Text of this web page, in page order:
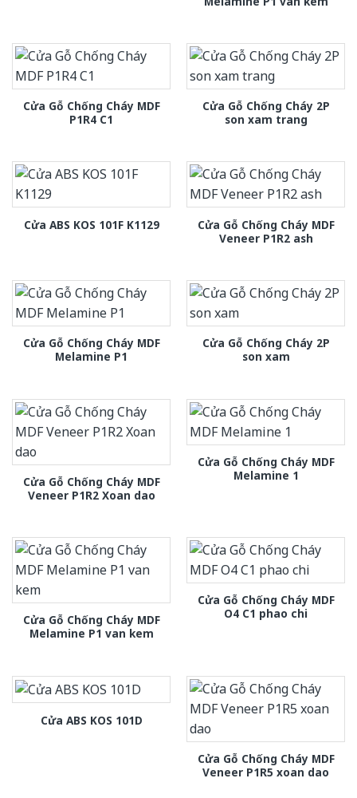
Cửa Gỗ Chống Cháy MDF
P1R4 C1
Cửa Gỗ Chống Cháy 2P
son xam trang
Cửa ABS KOS 101F K1129
Cửa Gỗ Chống Cháy MDF
Veneer P1R2 ash
Cửa Gỗ Chống Cháy MDF
Melamine P1
Cửa Gỗ Chống Cháy 2P
son xam
Cửa Gỗ Chống Cháy MDF
Veneer P1R2 Xoan dao
Cửa Gỗ Chống Cháy MDF
Melamine 1
Cửa Gỗ Chống Cháy MDF
Melamine P1 van kem
Cửa Gỗ Chống Cháy MDF
O4 C1 phao chi
Cửa ABS KOS 101D
Cửa Gỗ Chống Cháy MDF
Veneer P1R5 xoan dao